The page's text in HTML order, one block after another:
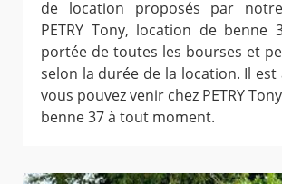
de location proposés par
PETRY Tony, location de benne
portée de toutes les bourses et
selon la durée de la location. Il
vous pouvez venir chez PETRY
benne 37 à tout moment.